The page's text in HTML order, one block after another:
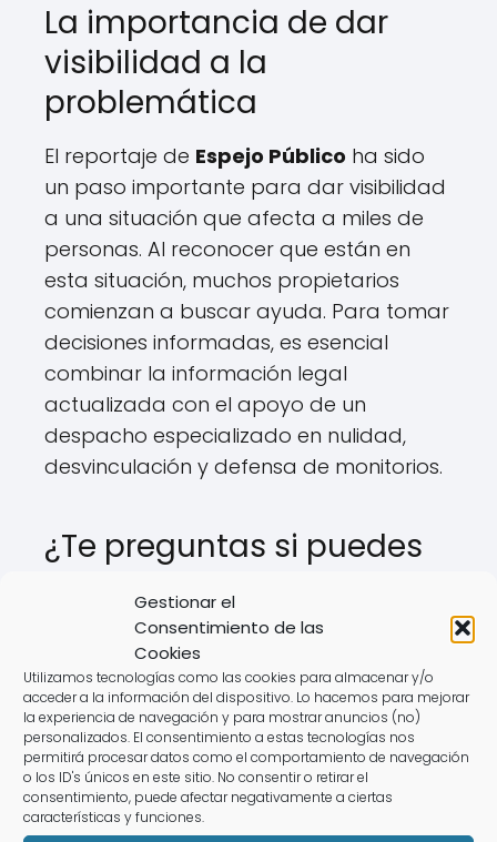
Gestionar el
Consentimiento de las
Cookies
Utilizamos tecnologías como las cookies para almacenar y/o
acceder a la información del dispositivo. Lo hacemos para mejorar
la experiencia de navegación y para mostrar anuncios (no)
personalizados. El consentimiento a estas tecnologías nos
permitirá procesar datos como el comportamiento de navegación
o los ID's únicos en este sitio. No consentir o retirar el
consentimiento, puede afectar negativamente a ciertas
características y funciones.
La importancia de dar
visibilidad a la
problemática
El reportaje de Espejo Público ha sido
un paso importante para dar visibilidad
a una situación que afecta a miles de
personas. Al reconocer que están en
esta situación, muchos propietarios
comienzan a buscar ayuda. Para tomar
decisiones informadas, es esencial
combinar la información legal
actualizada con el apoyo de un
despacho especializado en nulidad,
desvinculación y defensa de monitorios.
¿Te preguntas si puedes
anular o dejar de pagar?
Si estás considerando anular tu
contrato de multipropiedad o deseas
saber si puedes dejar de pagar, es
fundamental buscarasesoramiento
legal gratuitode expertos en la
materia. Abogados especializados
como Álvaro Caballero pueden